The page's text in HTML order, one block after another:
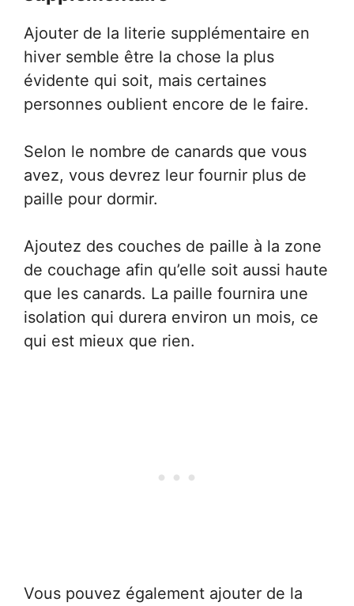
Ajouter de la literie supplémentaire en
hiver semble être la chose la plus
évidente qui soit, mais certaines
personnes oublient encore de le faire.
Selon le nombre de canards que vous
avez, vous devrez leur fournir plus de
paille pour dormir.
Ajoutez des couches de paille à la zone
de couchage afin qu’elle soit aussi haute
que les canards. La paille fournira une
isolation qui durera environ un mois, ce
qui est mieux que rien.
Vous pouvez également ajouter de la